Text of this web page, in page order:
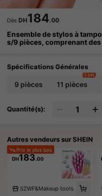
Dès DH184.00
Ensemble de stylos à
s/9 pièces, comprenant
asse pas ou ne se déforme
ment, pointe de stylo
nis à ongles gel et les
Spécifications Générales
9 pièces 11 pièces
3 left
Quantité(s):
Autres vendeurs sur SHEIN
Prix le plus bas
DH183.00
SZWF&Makeup tools